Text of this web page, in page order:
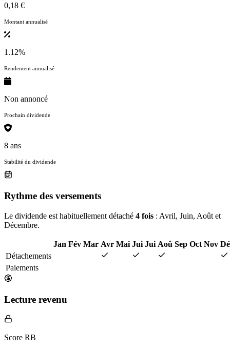
0,18 €
Montant annualisé
1.12%
Rendement annualisé
Non annoncé
Prochain dividende
8 ans
Stabilité du dividende
Rythme des versements
Le dividende est habituellement détaché 4 fois : Avril, Juin, Août et
Décembre.
Jan Fév Mar Avr Mai Jui Jui Aoû Sep Oct Nov
Détachements
Paiements
Lecture revenu
Score RB